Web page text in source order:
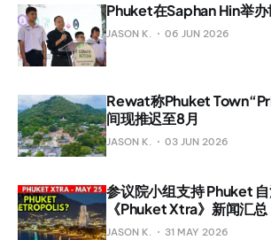
Phuket在Saphan Hin举
JASON K. 06 JUN 2026
Rewat称Phuket
间现推迟至8月
JASON K. 03 JUN 2026
参议院小组支持 Phuket
《Phuket Xtra》新闻汇总
JASON K. 31 MAY 2026